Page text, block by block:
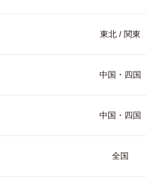
東北 / 関東
中国・四国
中国・四国
全国